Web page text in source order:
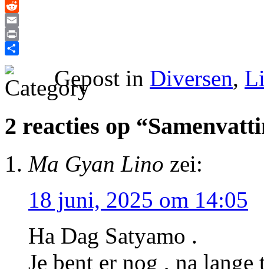
X
Reddit
Email
Print
Gepost in Diversen,
2 reacties op
Ma Gyan Lino zei:
18 juni, 2025 om 14:05
Ha Dag Satyamo .
Je bent er nog , na